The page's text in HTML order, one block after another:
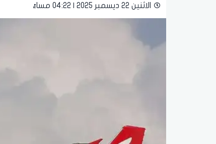
الاثنين 22 ديسمبر 2025 | 04:22 مساءً